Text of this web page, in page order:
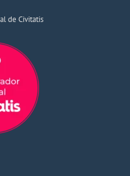
de Civitatis